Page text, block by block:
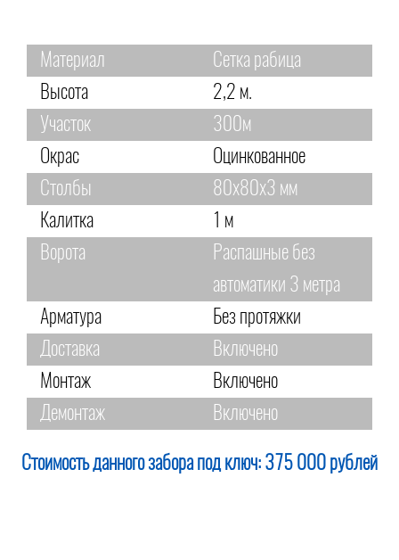
Материал
Сетка рабица
Высота
2,2 м.
Участок
300м
Окрас
Оцинкованное
Столбы
80х80х3 мм
Калитка
1 м
Ворота
Распашные без
автоматики 3 метра
Арматура
Без протяжки
Доставка
Включено
Монтаж
Включено
Демонтаж
Включено
Стоимость данного забора под ключ: 375 000 рублей